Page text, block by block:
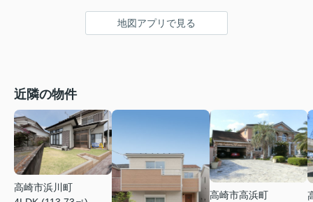
地図アプリで見る
近隣の物件
高崎市浜川町
高崎市高浜町